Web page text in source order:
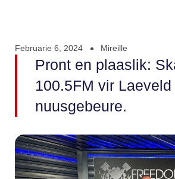
Februarie 6, 2024 Mireille
Pront en plaaslik:
100.5FM vir Laeveld
nuusgebeure.